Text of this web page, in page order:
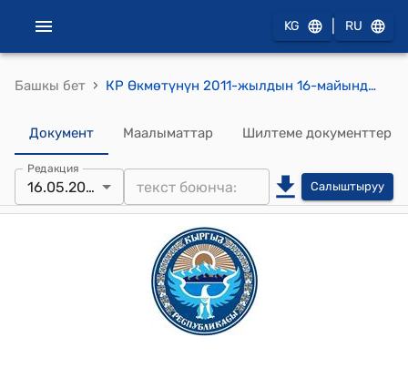
KG RU
Башкы бет › КР Өкмөтүнүн 2011-жылдын 16-майындагы № 167-б (Кыргыз Республикасынын Энергетика министрлигинин алдындагы "Кыргызтуракжайкоммунсоюз" мамлекеттик ишканасынын 2009-жылдын жыйынтыгы боюнча калкка берилүүчү жылуулук энергияны сатуу менен байланышкан чыгымдарын республикалык бюджеттен ордун толтуруу өлчөмүн аныктоо максатында ведомстволор аралык жумушчу комиссия түзүлүшү боюнча) буйругу
Документ Маалыматтар Шилтеме документтер
Редакция
16.05.2011 Салыштыруу